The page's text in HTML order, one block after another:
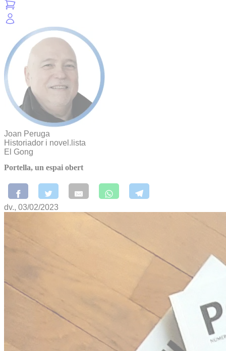
Joan Peruga
Historiador i novel.lista
El Gong
Portella, un espai obert
dv., 03/02/2023